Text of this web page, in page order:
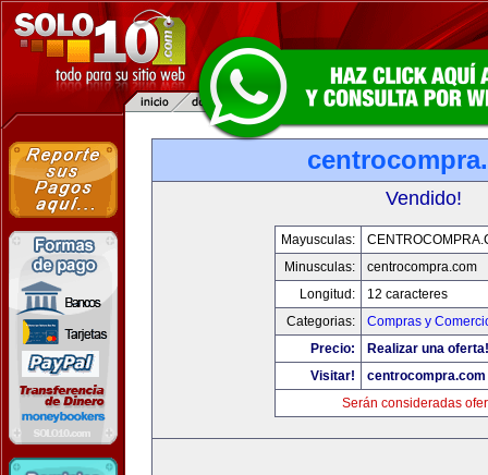
Vendido!
Mayusculas:
Minusculas:
centrocompra.com
Longitud:
12 caracteres
Categorias:
Compras y
Precio:
Realizar una oferta!
Visitar!
centrocompra.com
Serán consideradas